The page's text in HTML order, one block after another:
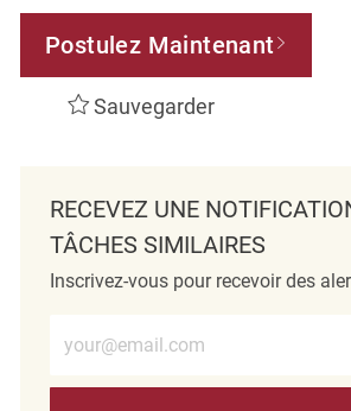
Postulez Maintenant
Sauvegarder
RECEVEZ UNE
TÂCHES SIMILAIRES
Inscrivez-vous pour recevoir des